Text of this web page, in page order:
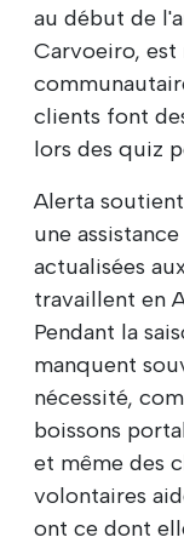
au début de
Carvoeiro,
clients font
lors des quiz
Alerta
une
actualisées
travaillent en
Pendant la
manquent
nécessité,
boissons
et même des
volontaires
ont ce dont